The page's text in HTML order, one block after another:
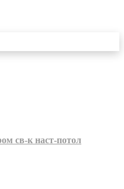
св-к наст-потол